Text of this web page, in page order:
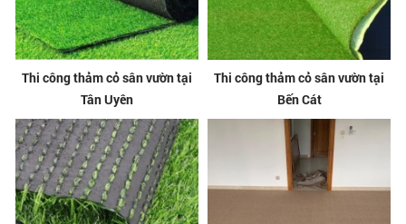
Thi công thảm cỏ sân vườn tại
Tân Uyên
Thi công thảm cỏ sân vườn tại
Bến Cát